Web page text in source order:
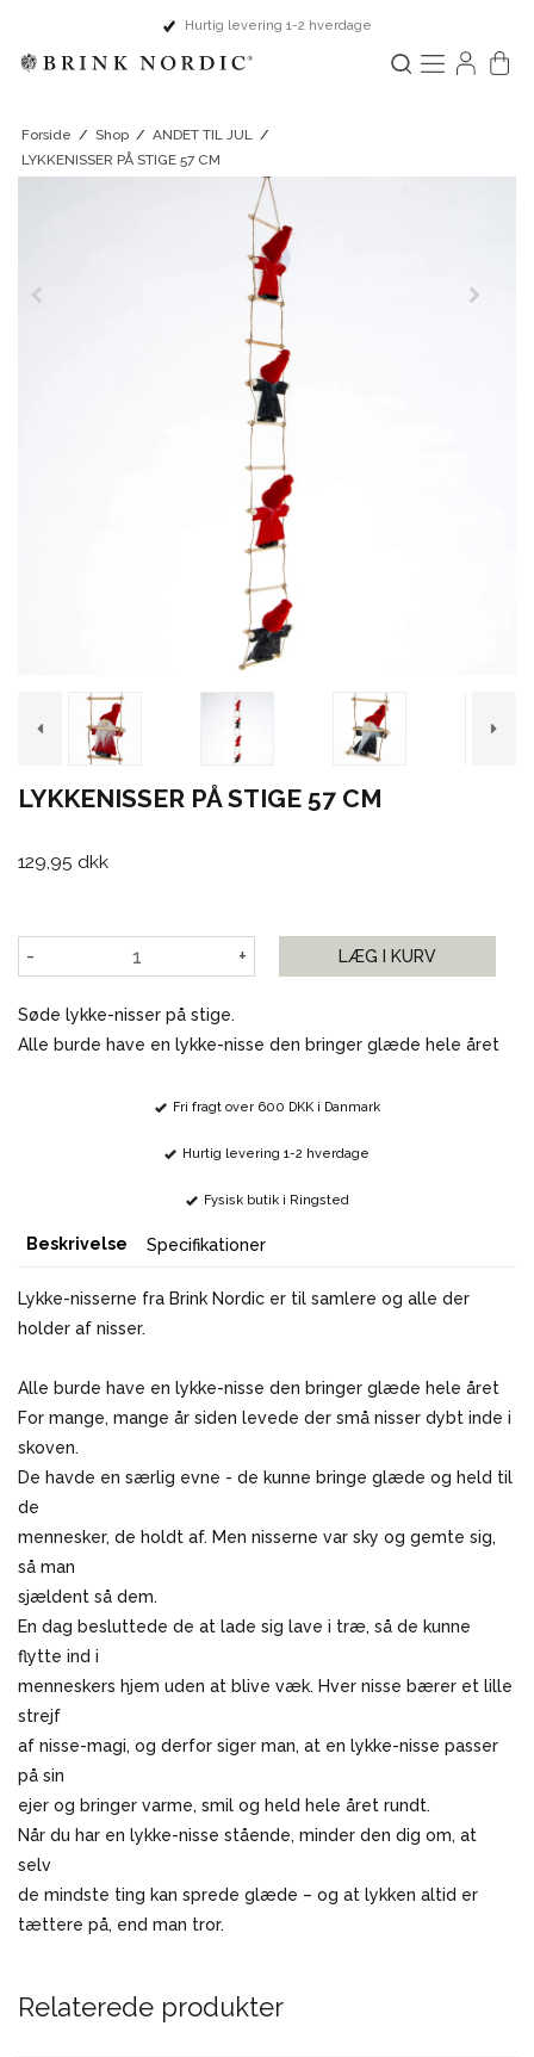
Hurtig levering 1-2 hverdage
Forside / Shop / ANDET TIL JUL /
LYKKENISSER PÅ STIGE 57 CM
LYKKENISSER PÅ STIGE 57 CM
129,95 dkk
- + LÆG I KURV
Søde lykke-nisser på stige.
Alle burde have en lykke-nisse den bringer glæde hele året
Fri fragt over 600 DKK i Danmark
Hurtig levering 1-2 hverdage
Fysisk butik i Ringsted
Beskrivelse Specifikationer
Lykke-nisserne fra Brink Nordic er til samlere og alle der
holder af nisser.
Alle burde have en lykke-nisse den bringer glæde hele året
For mange, mange år siden levede der små nisser dybt inde i
skoven.
De havde en særlig evne - de kunne bringe glæde og held til
de
mennesker, de holdt af. Men nisserne var sky og gemte sig,
så man
sjældent så dem.
En dag besluttede de at lade sig lave i træ, så de kunne
flytte ind i
menneskers hjem uden at blive væk. Hver nisse bærer et lille
strejf
af nisse-magi, og derfor siger man, at en lykke-nisse passer
på sin
ejer og bringer varme, smil og held hele året rundt.
Når du har en lykke-nisse stående, minder den dig om, at
selv
de mindste ting kan sprede glæde – og at lykken altid er
tættere på, end man tror.
Relaterede produkter